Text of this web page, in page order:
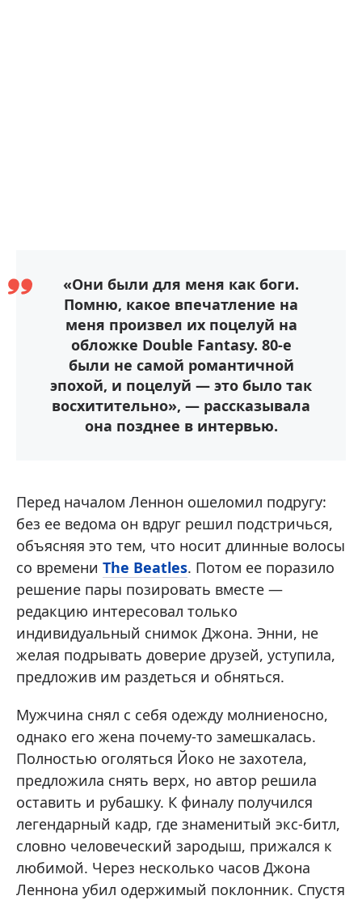
«Они были для меня как боги.
Помню, какое впечатление на
меня произвел их поцелуй на
обложке Double Fantasy. 80-е
были не самой романтичной
эпохой, и поцелуй — это было так
восхитительно», — рассказывала
она позднее в интервью.
Перед началом Леннон ошеломил подругу:
без ее ведома он вдруг решил подстричься,
объясняя это тем, что носит длинные волосы
со времени The Beatles. Потом ее поразило
решение пары позировать вместе —
редакцию интересовал только
индивидуальный снимок Джона. Энни, не
желая подрывать доверие друзей, уступила,
предложив им раздеться и обняться.
Мужчина снял с себя одежду молниеносно,
однако его жена почему-то замешкалась.
Полностью оголяться Йоко не захотела,
предложила снять верх, но автор решила
оставить и рубашку. К финалу получился
легендарный кадр, где знаменитый экс-битл,
словно человеческий зародыш, прижался к
любимой. Через несколько часов Джона
Леннона убил одержимый поклонник. Спустя